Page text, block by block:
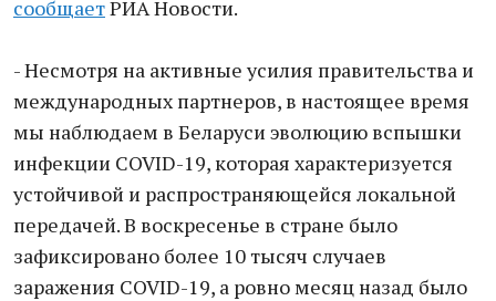
сообщаетРИА Новости.
- Несмотря на активные усилия правительства и
международных партнеров, в настоящее время
мы наблюдаем в Беларуси эволюцию вспышки
инфекции COVID-19, которая характеризуется
устойчивой и распространяющейся локальной
передачей. В воскресенье в стране было
зафиксировано более 10 тысяч случаев
заражения COVID-19, а ровно месяц назад было